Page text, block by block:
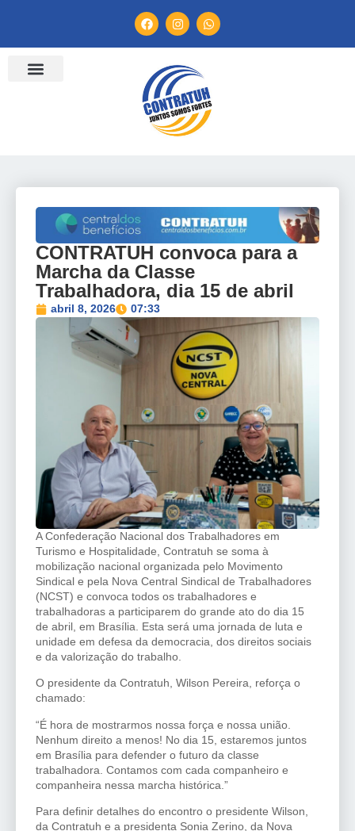
CONTRATUH convoca para a
Marcha da Classe
Trabalhadora, dia 15 de abril
abril 8, 2026 07:33
A Confederação Nacional dos Trabalhadores em
Turismo e Hospitalidade, Contratuh se soma à
mobilização nacional organizada pelo Movimento
Sindical e pela Nova Central Sindical de Trabalhadores
(NCST) e convoca todos os trabalhadores e
trabalhadoras a participarem do grande ato do dia 15
de abril, em Brasília. Esta será uma jornada de luta e
unidade em defesa da democracia, dos direitos sociais
e da valorização do trabalho.
O presidente da Contratuh, Wilson Pereira, reforça o
chamado:
“É hora de mostrarmos nossa força e nossa união.
Nenhum direito a menos! No dia 15, estaremos juntos
em Brasília para defender o futuro da classe
trabalhadora. Contamos com cada companheiro e
companheira nessa marcha histórica.”
Para definir detalhes do encontro o presidente Wilson,
da Contratuh e a presidenta Sonia Zerino, da Nova